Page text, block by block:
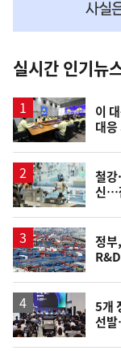
뉴
스
실시간 인기뉴
이
대
철강
신…
정
5개
선